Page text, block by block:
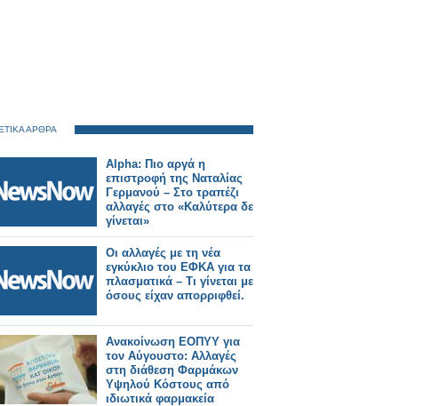
ΑΡΘΡΑ
Alpha: Πιο αργά η
επιστροφή της Ναταλίας
Γερμανού – Στο τραπέζι
αλλαγές στο «Καλύτερα δε
γίνεται»
Οι αλλαγές με τη νέα
εγκύκλιο του ΕΦΚΑ για τα
πλασματικά – Τι γίνεται με
όσους είχαν απορριφθεί.
Ανακοίνωση ΕΟΠΥΥ για
τον Αύγουστο: Αλλαγές
στη διάθεση Φαρμάκων
Υψηλού Κόστους από
ιδιωτικά φαρμακεία